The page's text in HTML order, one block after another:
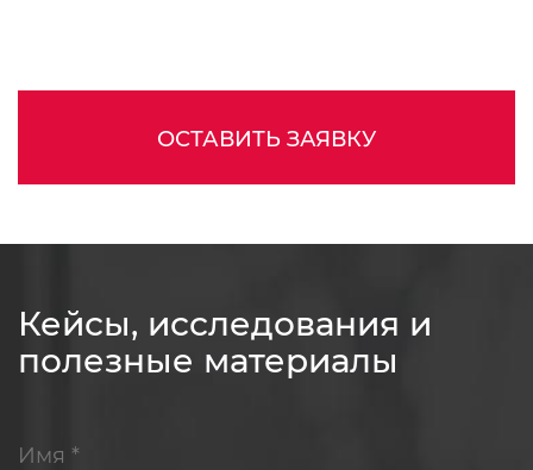
ОСТАВИТЬ ЗАЯВКУ
Кейсы, исследования и
полезные материалы